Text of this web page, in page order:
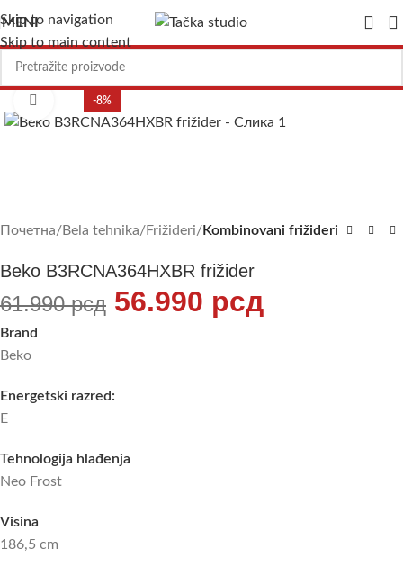
Skip to navigation
Skip to main content
MENI
-8%
Uvećajte sliku
Почетна Bela tehnika Frižideri Kombinovani frižideri
Beko B3RCNA364HXBR frižider
61.990рсд 56.990 рсд
Brand
Beko
Energetski razred:
E
Tehnologija hlađenja
Neo Frost
Visina
186,5 cm